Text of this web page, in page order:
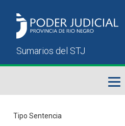
Tipo Sentencia